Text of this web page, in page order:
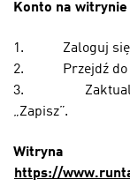
Konto na
1.
Zaloguj
2.
Przejdź
3.
„Zapisz”.
https://